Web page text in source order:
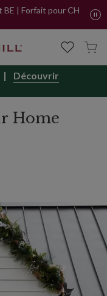
| Forfait pour CH
Découvrir
Home
Hill